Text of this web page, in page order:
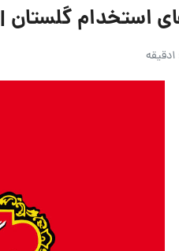
گلستان | ۷ تیر ۱۴۰۵